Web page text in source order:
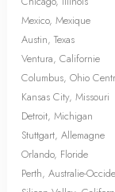
Mexico, Mexique
Austin, Texas
Ventura, Californie
Columbus, Ohio
Kansas City, Missouri
Detroit, Michigan
Stuttgart, Allemagne
Orlando, Floride
Perth, Australie-